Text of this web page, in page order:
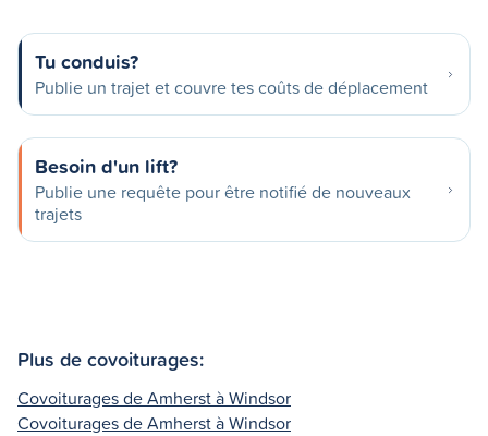
Tu conduis?
Publie un trajet et couvre tes coûts de déplacement
Besoin d'un lift?
Publie une requête pour être notifié de nouveaux
trajets
Plus de covoiturages:
Covoiturages de Amherst à Windsor
Covoiturages de Amherst à Windsor